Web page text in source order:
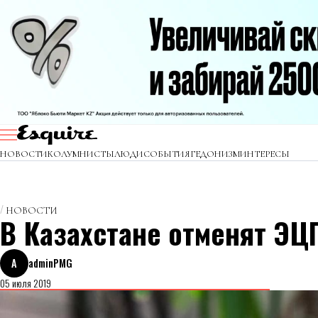
НОВОСТИКОЛУМНИСТЫЛЮДИСОБЫТИЯГЕДОНИЗМИНТЕРЕСЫ
НОВОСТИ
В Казахстане отменят
A
adminPMG
05 июля 2019